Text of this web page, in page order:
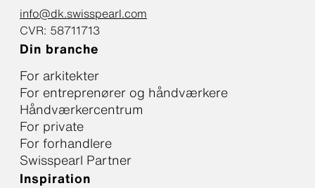
info@dk.swisspearl.com
CVR: 58711713
Din branche
For arkitekter
For entreprenører og håndværkere
Håndværkercentrum
For private
For forhandlere
Swisspearl Partner
Inspiration